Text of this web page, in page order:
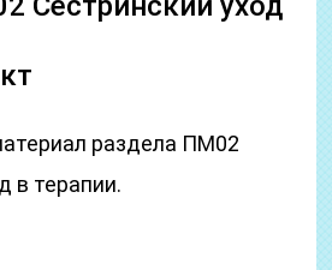
раздела ПМ02
в терапии.